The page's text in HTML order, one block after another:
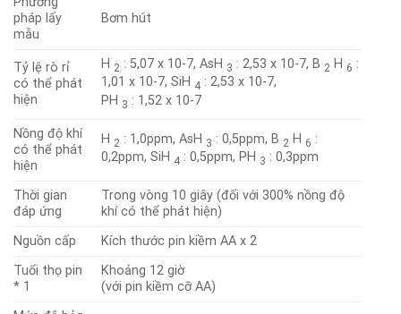
pháp lấy
mẫu
Bơm hút
Tỷ lệ rò rỉ
có thể phát
hiện
H 2 : 5,07 x 10-7, AsH 3 : 2,53 x 10-7, B 2 H 6 :
1,01 x 10-7, SiH 4 : 2,53 x 10-7,
PH 3 : 1,52 x 10-7
Nồng độ khí
có thể phát
hiện
H 2 : 1,0ppm, AsH 3 : 0,5ppm, B 2 H 6 :
0,2ppm, SiH 4 : 0,5ppm, PH 3 : 0,3ppm
Thời gian
đáp ứng
Trong vòng 10 giây (đối với 300% nồng độ
khí có thể phát hiện)
Nguồn cấp
Kích thước pin kiềm AA x 2
Tuổi thọ pin
* 1
Khoảng 12 giờ
(với pin kiềm cỡ AA)